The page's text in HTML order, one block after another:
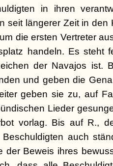
in ihren
seit längerer Zeit in den
die ersten Vertreter
handeln. Es steht
der Navajos ist.
und geben die
geben sie zu, auf
Lieder
vorlag. Bis auf R.,
auch
der Beweis ihres